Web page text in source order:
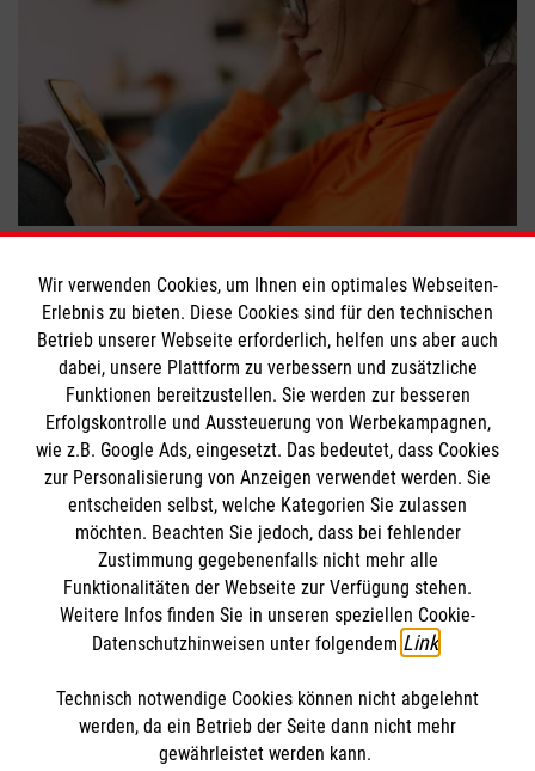
FINDE DEIN ENGAGEMENT
SPENDE AN DIE MALTESER
Engagement #Helfer im Einsatz #Hilfe weltweit
Obdachlosenhilfe
Bewerte diesen Artikel
Themenübersicht Über diesen Hub
Wir verwenden Cookies, um Ihnen ein optimales Webseiten-
Erlebnis zu bieten. Diese Cookies sind für den technischen
Betrieb unserer Webseite erforderlich, helfen uns aber auch
dabei, unsere Plattform zu verbessern und zusätzliche
Funktionen bereitzustellen. Sie werden zur besseren
Erfolgskontrolle und Aussteuerung von Werbekampagnen,
wie z.B. Google Ads, eingesetzt. Das bedeutet, dass Cookies
zur Personalisierung von Anzeigen verwendet werden. Sie
entscheiden selbst, welche Kategorien Sie zulassen
möchten. Beachten Sie jedoch, dass bei fehlender
Zustimmung gegebenenfalls nicht mehr alle
Funktionalitäten der Webseite zur Verfügung stehen.
Weitere Infos finden Sie in unseren speziellen Cookie-
Datenschutzhinweisen unter folgendem Link
Technisch notwendige Cookies können nicht abgelehnt
werden, da ein Betrieb der Seite dann nicht mehr
gewährleistet werden kann.